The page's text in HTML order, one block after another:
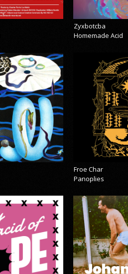
Zyxbotcba
Homemade Acid
Froe Char
Panoplies